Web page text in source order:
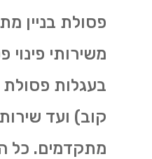
פסולת בניין
משירותי פינוי
קוב) ועד
מתקדמים. כל